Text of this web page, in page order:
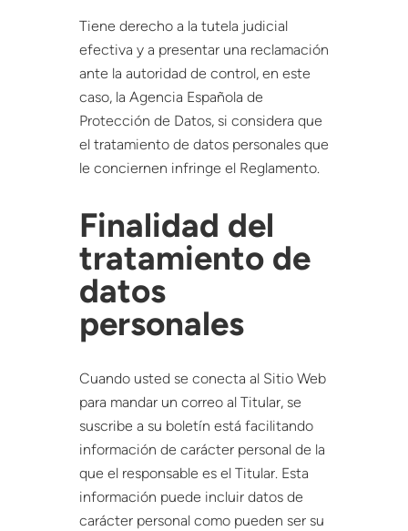
Tiene derecho a la tutela judicial
efectiva y a presentar una reclamación
ante la autoridad de control, en este
caso, la Agencia Española de
Protección de Datos, si considera que
el tratamiento de datos personales que
le conciernen infringe el Reglamento.
Finalidad del
tratamiento de
datos
personales
Cuando usted se conecta al Sitio Web
para mandar un correo al Titular, se
suscribe a su boletín está facilitando
información de carácter personal de la
que el responsable es el Titular. Esta
información puede incluir datos de
carácter personal como pueden ser su